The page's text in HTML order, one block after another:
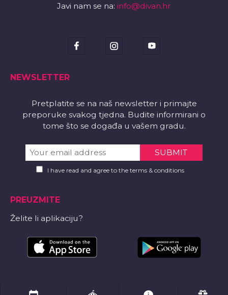
Javi nam se na: info@divan.hr
NEWSLETTER
Pretplatite se na naš newsletter i primajte
preporuke svakog tjedna. Budite informirani o
tome što se događa u vašem gradu.
I have read and agree to the terms & conditions
PREUZMITE
Želite li aplikaciju?